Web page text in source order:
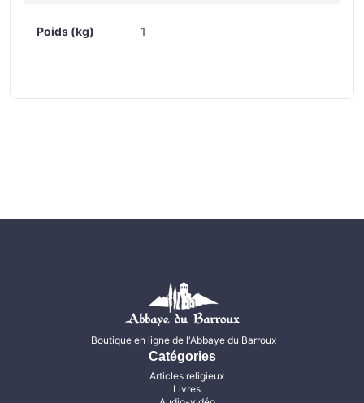
Poids (kg) 1
Boutique en ligne de l'Abbaye du Barroux
Catégories
Articles religieux
Livres